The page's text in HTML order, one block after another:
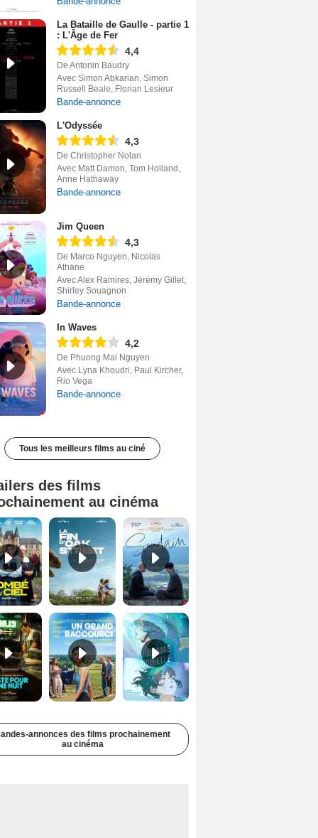
La Bataille de Gaulle - partie 1
: L'Âge de Fer
4,4
De Antonin Baudry
Avec Simon Abkarian, Simon
Russell Beale, Florian Lesieur
Bande-annonce
L'Odyssée
4,3
De Christopher Nolan
Avec Matt Damon, Tom Holland,
Anne Hathaway
Bande-annonce
Jim Queen
4,3
De Marco Nguyen, Nicolas
Athane
Avec Alex Ramires, Jérémy Gillet,
Shirley Souagnon
Bande-annonce
In Waves
4,2
De Phuong Mai Nguyen
Avec Lyna Khoudri, Paul Kircher,
Rio Vega
Bande-annonce
Tous les meilleurs films au ciné
des films
au cinéma
Tombé du ciel Bande-annonce VF La fin d’Oak Street Bande-annonce VO STFR
Juste pour une nuit Bande-annonce VO STFR Un grand raccourci Bande-annonce VF Une aube nouvelle Bande-annonce VO STFR
annonces des films prochainement
au cinéma